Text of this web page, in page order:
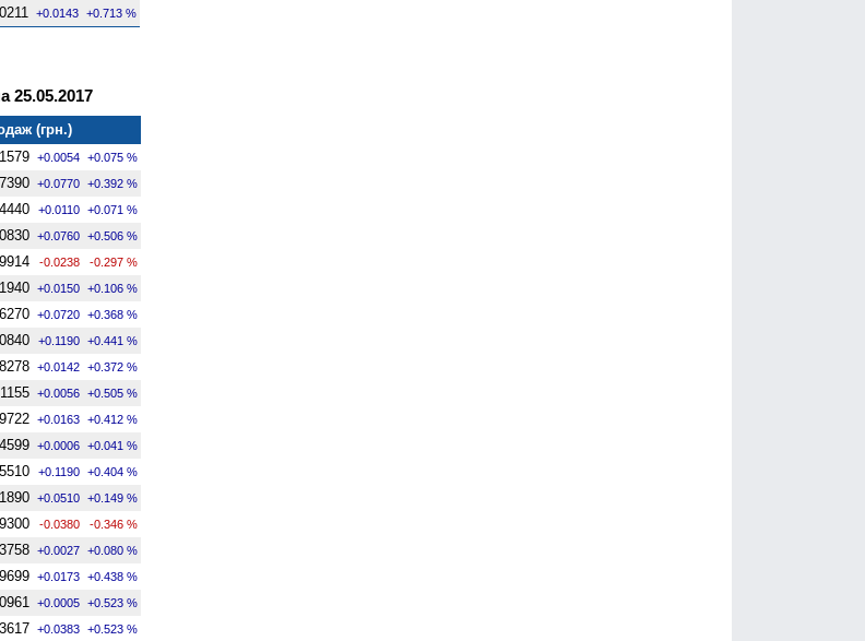
+0.0143 +0.713 %
25.05.2017
(грн.)
+0.0054 +0.075 %
+0.0770 +0.392 %
+0.0110 +0.071 %
+0.0760 +0.506 %
-0.0238 -0.297 %
+0.0150 +0.106 %
+0.0720 +0.368 %
+0.1190 +0.441 %
+0.0142 +0.372 %
+0.0056 +0.505 %
+0.0163 +0.412 %
+0.0006 +0.041 %
+0.1190 +0.404 %
+0.0510 +0.149 %
-0.0380 -0.346 %
+0.0027 +0.080 %
+0.0173 +0.438 %
+0.0005 +0.523 %
+0.0383 +0.523 %